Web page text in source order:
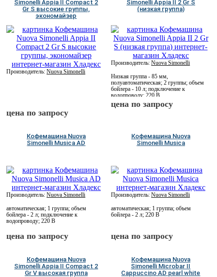
Simonelli Appia II Compact 2
Gr S высокие группы,
экономайзер
Производитель:Nuova Simonelli
цена по запросу
Simonelli Appia II 2 Gr S
(низкая группа)
Производитель:Nuova Simonelli
Низкая группа - 85 мм,
полуавтоматическая; 2 группы; объем
бойлера - 10 л; подключение к
водопроводу; 220 В
цена по запросу
Кофемашина Nuova
Simonelli Musica AD
Производитель:Nuova Simonelli
автоматическая; 1 группа; объем
бойлера - 2 л; подключение к
водопроводу; 220 В
цена по запросу
Кофемашина Nuova
Simonelli Musica
Производитель:Nuova Simonelli
автоматическая; 1 группа; объем
бойлера - 2 л; 220 В
цена по запросу
Кофемашина Nuova
Simonelli Appia II Compact 2
Gr V высокая группа
Кофемашина Nuova
Simonelli Microbar II
Cappuccino AD pearl white